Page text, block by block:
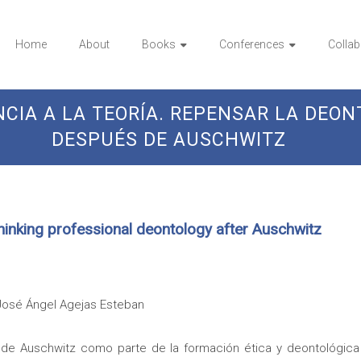
Home About Books Conferences
A LA TEORÍA. REPENSAR LA
DESPUÉS DE AUSCHWITZ
professional deontology after Auschwitz
Ángel Agejas Esteban
Auschwitz como parte de la formación ética y